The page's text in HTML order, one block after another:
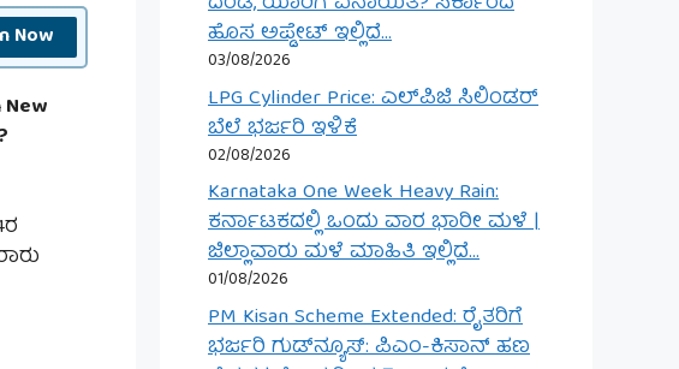
Now
ಹೊಸ ಅಪ್ಡೇಟ್ ಇಲ್ಲಿದೆ…
03/08/2026
LPG Cylinder Price: ಎಲ್‌ಪಿಜಿ ಸಿಲಿಂಡರ್
ಬೆಲೆ ಭರ್ಜರಿ ಇಳಿಕೆ
02/08/2026
Karnataka One Week Heavy Rain:
ಕರ್ನಾಟಕದಲ್ಲಿ ಒಂದು ವಾರ ಭಾರೀ ಮಳೆ |
ಜಿಲ್ಲಾವಾರು ಮಳೆ ಮಾಹಿತಿ ಇಲ್ಲಿದೆ…
01/08/2026
PM Kisan Scheme Extended: ರೈತರಿಗೆ
ಭರ್ಜರಿ ಗುಡ್‌ನ್ಯೂಸ್: ಪಿಎಂ-ಕಿಸಾನ್ ಹಣ